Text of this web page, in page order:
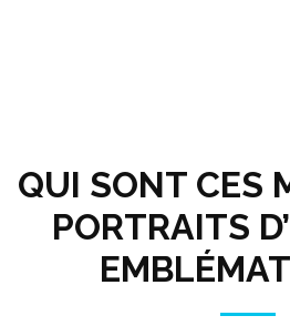
QUI SONT CES
PORTRAITS